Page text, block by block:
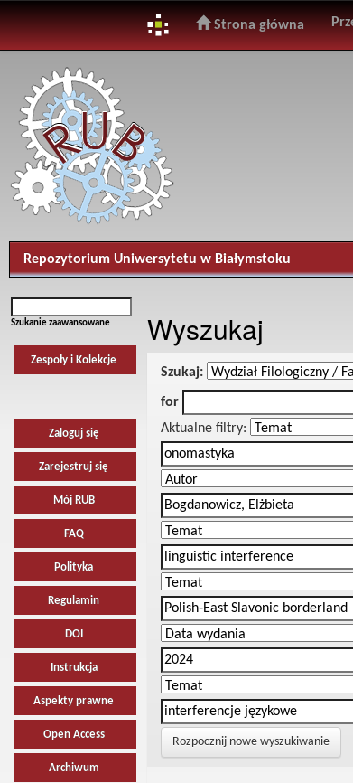
navigation
Strona główna
Repozytorium Uniwersytetu w Białymstoku
Szukanie zaawansowane
Zespoły i Kolekcje
Zaloguj się
Zarejestruj się
Mój RUB
FAQ
Polityka
Regulamin
DOI
Instrukcja
Aspekty prawne
Open Access
Archiwum
Wyszukaj
Szukaj:
for
Aktualne filtry:
Rozpocznij nowe wyszukiwanie